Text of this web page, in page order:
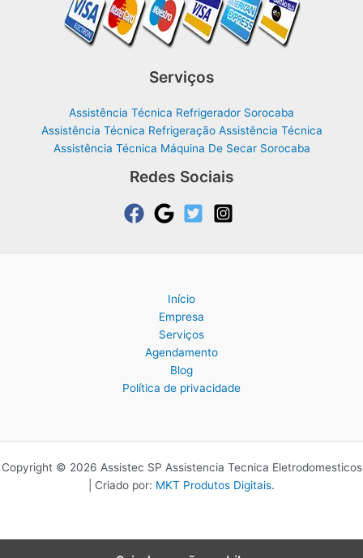
Serviços
Assistência Técnica Refrigerador Sorocaba
Assistência Técnica Refrigeração Assistência Técnica
Assistência Técnica Máquina De Secar Sorocaba
Redes Sociais
Início
Empresa
Serviços
Agendamento
Blog
Política de privacidade
Copyright © 2026 Assistec SP Assistencia Tecnica Eletrodomesticos
| Criado por: MKT Produtos Digitais.